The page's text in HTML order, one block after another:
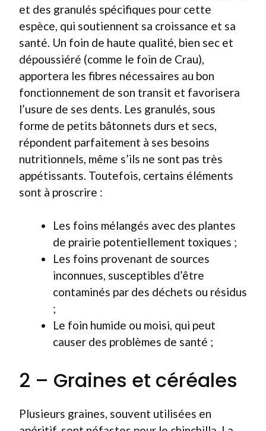
et des granulés spécifiques pour cette
espèce, qui soutiennent sa croissance et sa
santé. Un foin de haute qualité, bien sec et
dépoussiéré (comme le foin de Crau),
apportera les fibres nécessaires au bon
fonctionnement de son transit et favorisera
l’usure de ses dents. Les granulés, sous
forme de petits bâtonnets durs et secs,
répondent parfaitement à ses besoins
nutritionnels, même s’ils ne sont pas très
appétissants. Toutefois, certains éléments
sont à proscrire :
Les foins mélangés avec des plantes
de prairie potentiellement toxiques ;
Les foins provenant de sources
inconnues, susceptibles d’être
contaminés par des déchets ou résidus
;
Le foin humide ou moisi, qui peut
causer des problèmes de santé ;
2 – Graines et céréales
Plusieurs graines, souvent utilisées en